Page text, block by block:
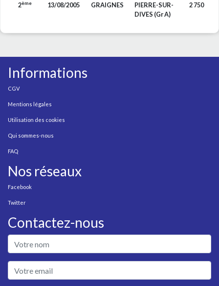
2ème 13/08/2005 GRAIGNES
PIERRE-SUR-
DIVES (Gr A)
2 750
Informations
CGV
Mentions légales
Utilisation des cookies
Qui sommes-nous
FAQ
Nos réseaux
Facebook
Twitter
Contactez-nous